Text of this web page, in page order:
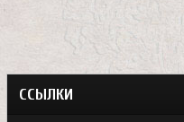
ССЫЛКИ